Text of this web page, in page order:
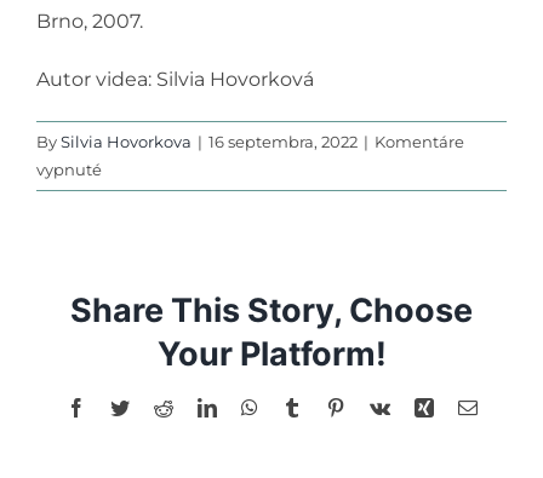
Brno, 2007.
Autor videa: Silvia Hovorková
BySilvia Hovorkova | 16 septembra, 2022 | Komentáre
vypnuténa
Nadradené
obrázkov
Share This Story, Choose
Your Platform!
Facebook
TwitterRedditLinkedInWhatsApp
TumblrPinterest
Vk Xing Email